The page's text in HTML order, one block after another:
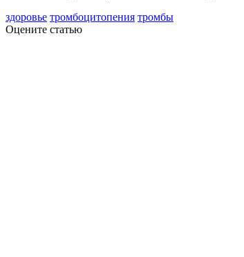
здоровье тромбоцитопения тромбы
Оцените статью